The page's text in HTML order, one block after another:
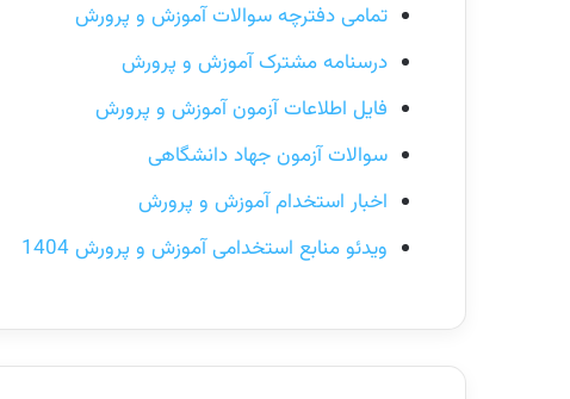
تمامی دفترچه سوالات آموزش و پرورش
درسنامه مشترک آموزش و پرورش
فایل اطلاعات آزمون آموزش و پرورش
سوالات آزمون جهاد دانشگاهی
اخبار استخدام آموزش و پرورش
ویدئو منابع استخدامی آموزش و پرورش 1404